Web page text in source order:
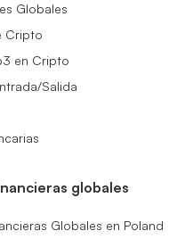
Globales
Cripto
en Cripto
Salida
globales
Globales en Poland